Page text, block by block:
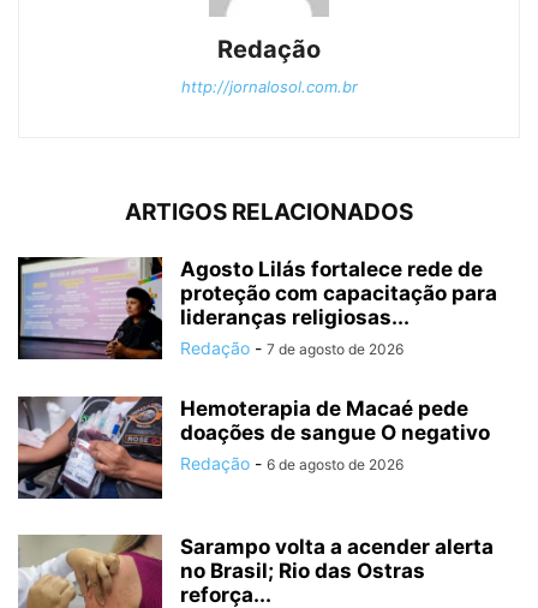
Redação
http://jornalosol.com.br
ARTIGOS RELACIONADOS
Agosto Lilás fortalece rede de
proteção com capacitação para
lideranças religiosas...
Redação - 7 de agosto de 2026
Hemoterapia de Macaé pede
doações de sangue O negativo
Redação - 6 de agosto de 2026
Sarampo volta a acender alerta
no Brasil; Rio das Ostras
reforça...